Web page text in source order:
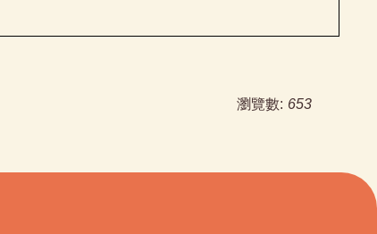
瀏覽數: 653